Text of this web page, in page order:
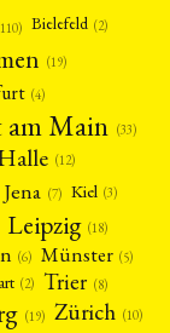
Bielefeld (2)
(19)
(4)
Main (33)
(12)
Jena (7) Kiel (3)
Leipzig (18)
(6) Münster (5)
(2) Trier (8)
(19) Zürich (10)